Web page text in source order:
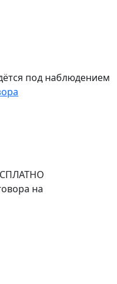
под наблюдением
на